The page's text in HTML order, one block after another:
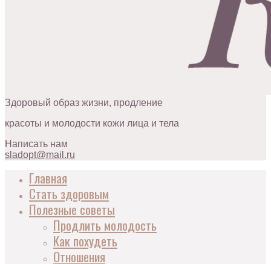
Здоровый образ жизни, продление
красоты и молодости кожи лица и тела
Написать нам
sladopt@mail.ru
Главная
Стать здоровым
Полезные советы
Продлить молодость
Как похудеть
Отношения